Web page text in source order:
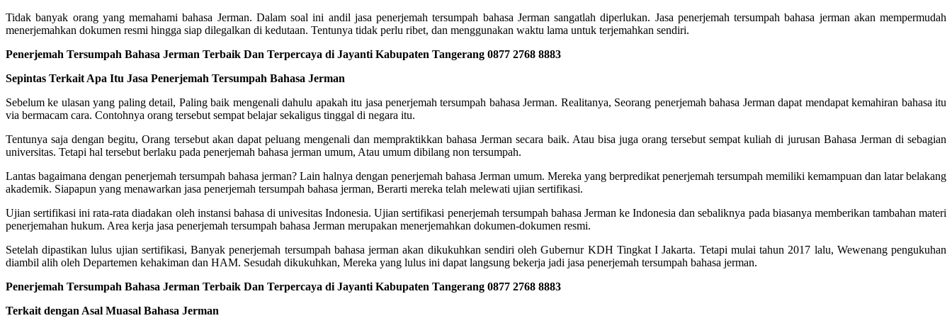
Tidak banyak orang yang memahami bahasa Jerman. Dalam soal ini andil jasa penerjemah tersumpah bahasa Jerman sangatlah diperlukan. Jasa penerjemah tersumpah bahasa jerman akan mempermudah
menerjemahkan dokumen resmi hingga siap dilegalkan di kedutaan. Tentunya tidak perlu ribet, dan menggunakan waktu lama untuk terjemahkan sendiri.
Penerjemah Tersumpah Bahasa Jerman Terbaik Dan Terpercaya di Jayanti Kabupaten Tangerang 0877 2768 8883
Sepintas Terkait Apa Itu Jasa Penerjemah Tersumpah Bahasa Jerman
Sebelum ke ulasan yang paling detail, Paling baik mengenali dahulu apakah itu jasa penerjemah tersumpah bahasa Jerman. Realitanya, Seorang penerjemah bahasa Jerman dapat mendapat kemahiran bahasa itu
via bermacam cara. Contohnya orang tersebut sempat belajar sekaligus tinggal di negara itu.
Tentunya saja dengan begitu, Orang tersebut akan dapat peluang mengenali dan mempraktikkan bahasa Jerman secara baik. Atau bisa juga orang tersebut sempat kuliah di jurusan Bahasa Jerman di sebagian
universitas. Tetapi hal tersebut berlaku pada penerjemah bahasa jerman umum, Atau umum dibilang non tersumpah.
Lantas bagaimana dengan penerjemah tersumpah bahasa jerman? Lain halnya dengan penerjemah bahasa Jerman umum. Mereka yang berpredikat penerjemah tersumpah memiliki kemampuan dan latar belakang
akademik. Siapapun yang menawarkan jasa penerjemah tersumpah bahasa jerman, Berarti mereka telah melewati ujian sertifikasi.
Ujian sertifikasi ini rata-rata diadakan oleh instansi bahasa di univesitas Indonesia. Ujian sertifikasi penerjemah tersumpah bahasa Jerman ke Indonesia dan sebaliknya pada biasanya memberikan tambahan materi
penerjemahan hukum. Area kerja jasa penerjemah tersumpah bahasa Jerman merupakan menerjemahkan dokumen-dokumen resmi.
Setelah dipastikan lulus ujian sertifikasi, Banyak penerjemah tersumpah bahasa jerman akan dikukuhkan sendiri oleh Gubernur KDH Tingkat I Jakarta. Tetapi mulai tahun 2017 lalu, Wewenang pengukuhan
diambil alih oleh Departemen kehakiman dan HAM. Sesudah dikukuhkan, Mereka yang lulus ini dapat langsung bekerja jadi jasa penerjemah tersumpah bahasa jerman.
Penerjemah Tersumpah Bahasa Jerman Terbaik Dan Terpercaya di Jayanti Kabupaten Tangerang 0877 2768 8883
Terkait dengan Asal Muasal Bahasa Jerman